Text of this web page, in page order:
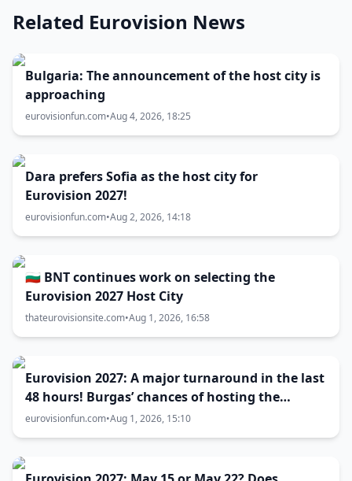
Related Eurovision News
Bulgaria: The announcement of the host city is
approaching
eurovisionfun.com•Aug 4, 2026, 18:25
Dara prefers Sofia as the host city for
Eurovision 2027!
eurovisionfun.com•Aug 2, 2026, 14:18
🇧🇬 BNT continues work on selecting the
Eurovision 2027 Host City
thateurovisionsite.com•Aug 1, 2026, 16:58
Eurovision 2027: A major turnaround in the last
48 hours! Burgas’ chances of hosting the
contest skyrocket
eurovisionfun.com•Aug 1, 2026, 15:10